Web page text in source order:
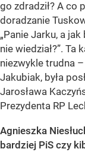
go zdradził? A co
doradzanie
„Panie Jarku, a
nie wiedział?”.
niezwykle trudna
Jakubiak, była
Jarosława
Prezydenta RP
Agnieszka
bardziej PiS czy